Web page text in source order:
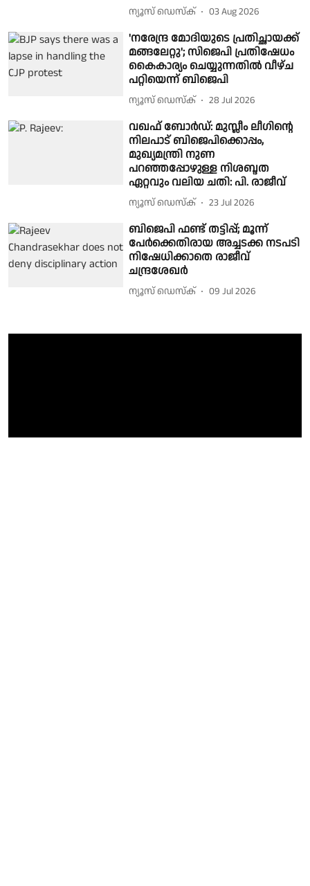
ന്യൂസ് ഡെസ്ക് 03 Aug 2026
'നരേന്ദ്ര മോദിയുടെ പ്രതിച്ഛായക്ക്
മങ്ങലേറ്റു'; സിജെപി പ്രതിഷേധം
കൈകാര്യം ചെയ്യുന്നതിൽ വീഴ്ച
പറ്റിയെന്ന് ബിജെപി
ന്യൂസ് ഡെസ്ക് 28 Jul 2026
വഖഫ് ബോര്‍ഡ്: മുസ്ലീം ലീഗിന്റെ
നിലപാട് ബിജെപിക്കൊപ്പം,
മുഖ്യമന്ത്രി നുണ
പറഞ്ഞപ്പോഴുള്ള നിശബ്ദത
ഏറ്റവും വലിയ ചതി: പി. രാജീവ്
ന്യൂസ് ഡെസ്ക് 23 Jul 2026
ബിജെപി ഫണ്ട് തട്ടിപ്പ്; മൂന്ന്
പേർക്കെതിരായ അച്ചടക്ക നടപടി
നിഷേധിക്കാതെ രാജീവ്
ചന്ദ്രശേഖർ
ന്യൂസ് ഡെസ്ക് 09 Jul 2026